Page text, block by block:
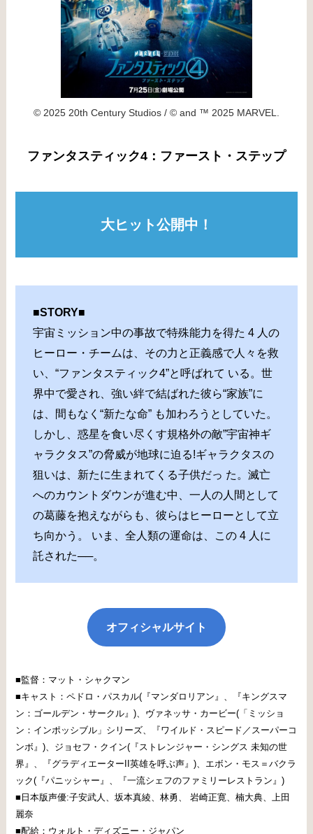
© 2025 20th Century Studios / © and ™ 2025 MARVEL.
ファンタスティック4：ファースト・ステップ
大ヒット公開中！
■STORY■
宇宙ミッション中の事故で特殊能力を得た 4 人の
ヒーロー・チームは、その力と正義感で人々を救
い、“ファンタスティック4”と呼ばれて いる。世
界中で愛され、強い絆で結ばれた彼ら“家族”に
は、間もなく“新たな命” も加わろうとしていた。
しかし、惑星を食い尽くす規格外の敵”宇宙神ギ
ャラクタス”の脅威が地球に迫る!ギャラクタスの
狙いは、新たに生まれてくる子供だっ た。滅亡
へのカウントダウンが進む中、一人の人間として
の葛藤を抱えながらも、彼らはヒーローとして立
ち向かう。 いま、全人類の運命は、この 4 人に
託された──。
オフィシャルサイト
■監督：マット・シャクマン
■キャスト：ペドロ・パスカル(『マンダロリアン』、『キングスマ
ン：ゴールデン・サークル』)、ヴァネッサ・カービー(「ミッショ
ン：インポッシブル」シリーズ、『ワイルド・スピード／スーパーコ
ンボ』)、ジョセフ・クイン(『ストレンジャー・シングス 未知の世
界』、『グラディエーターII英雄を呼ぶ声』)、エボン・モス＝バクラ
ック(『パニッシャー』、『一流シェフのファミリーレストラン』)
■日本版声優:子安武人、坂本真綾、林勇、 岩崎正寛、楠大典、上田
麗奈
■配給：ウォルト・ディズニー・ジャパン